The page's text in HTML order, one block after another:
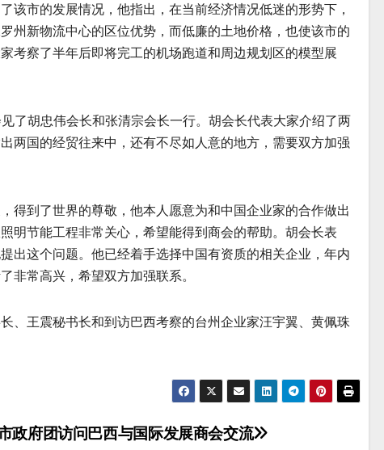
市的发展情况，他指出，在当前经济情况低迷的形势下，
州新物流中心的区位优势，而低廉的土地价格，也使该市的
考察了半年后即将完工的机场跑道和周边规划区的模型展
胡忠伟会长和张清宗会长一行。胡会长代表大家介绍了两
两国的经贸往来中，还有不尽如人意的地方，需要双方加强
得到了世界的尊敬，他本人愿意为和中国企业家的合作做出
明节能工程非常关心，希望能得到商会的帮助。胡会长表
出这个问题。他已经着手选择中国有资质的相关企业，年内
非常高兴，希望双方加强联系。
、王震秘书长和到访巴西考察的台州企业家汪宇翼、黄佩珠
政府团访问巴西与国际发展商会交流